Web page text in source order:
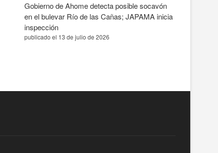
Gobierno de Ahome detecta posible socavón
en el bulevar Río de las Cañas; JAPAMA inicia
inspección
publicado el 13 de julio de 2026